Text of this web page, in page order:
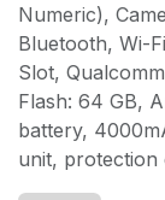
Numeric),
Bluetooth, Wi-
Slot,
Flash: 64 GB,
battery,
unit, protection